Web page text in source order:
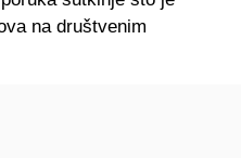
na društvenim